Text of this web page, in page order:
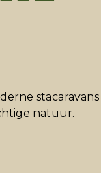
stacaravans
natuur.